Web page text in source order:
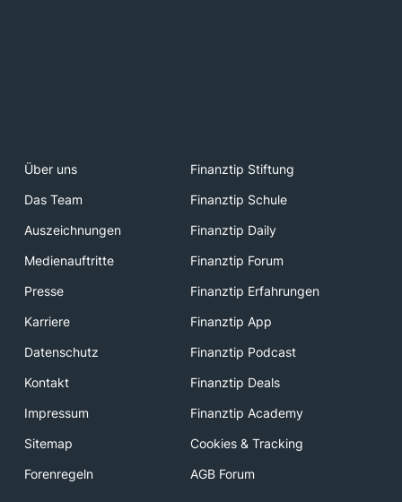
Über uns
Finanztip Stiftung
Das Team
Finanztip Schule
Auszeichnungen
Finanztip Daily
Medienauftritte
Finanztip Forum
Presse
Finanztip Erfahrungen
Karriere
Finanztip App
Datenschutz
Finanztip Podcast
Kontakt
Finanztip Deals
Impressum
Finanztip Academy
Sitemap
Cookies & Tracking
Forenregeln
AGB Forum